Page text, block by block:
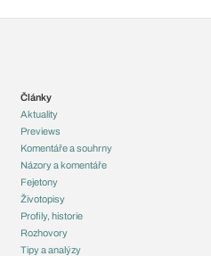
Články
Aktuality
Previews
Komentáře a souhrny
Názory a komentáře
Fejetony
Životopisy
Profily, historie
Rozhovory
Tipy a analýzy